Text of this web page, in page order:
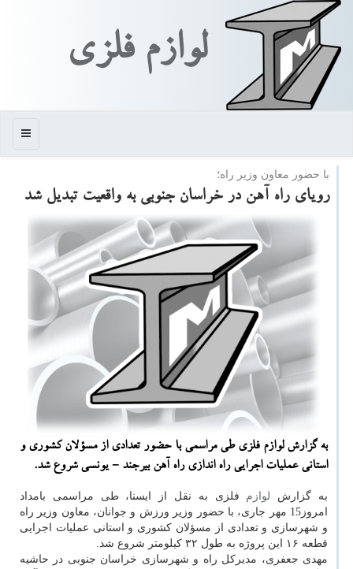
لوازم فلزی
منو
با حضور معاون وزیر راه؛
رویای راه آهن در خراسان جنوبی به واقعیت تبدیل شد
به گزارش لوازم فلزی طی مراسمی با حضور تعدادی از مسؤلان كشوری و
استانی عملیات اجرایی راه اندازی راه آهن بیرجند - یونسی شروع شد.
به گزارش لوازم فلزی به نقل از ایسنا، طی مراسمی بامداد
امروز15 مهر جاری، با حضور وزیر ورزش و جوانان، معاون وزیر راه
و شهرسازی و تعدادی از مسؤلان كشوری و استانی عملیات اجرایی
قطعه ۱۶ این پروژه به طول ۳۲ كیلومتر شروع شد.
مهدی جعفری، مدیركل راه و شهرسازی خراسان جنوبی در حاشیه